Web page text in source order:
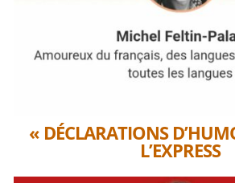
« DÉCLARATIONS
L’EXPRESS